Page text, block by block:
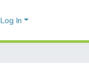
Log In